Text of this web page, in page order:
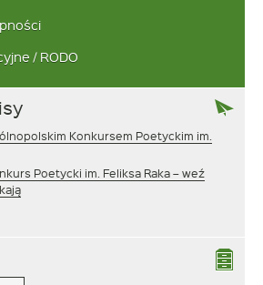
/ RODO
Konkursem Poetyckim im.
Poetycki im. Feliksa Raka – weź